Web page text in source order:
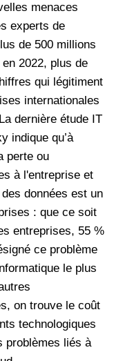
menaces
experts de
de 500 millions
2022, plus de
qui légitiment
internationales
dernière étude IT
indique qu’à
perte ou
à l'entreprise et
données est un
: que ce soit
entreprises, 55 %
ce problème
le plus
on trouve le coût
technologiques
problèmes liés à